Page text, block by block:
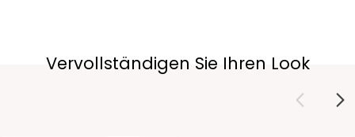
Vervollständigen Sie Ihren Look